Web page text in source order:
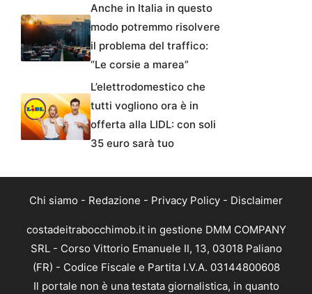
Anche in Italia in questo
modo potremmo risolvere
il problema del traffico:
“Le corsie a marea”
L’elettrodomestico che
tutti vogliono ora è in
offerta alla LIDL: con soli
35 euro sarà tuo
Chi siamo - Redazione - Privacy Policy - Disclaimer
costadeitrabocchimob.it in gestione DMM COMPANY
SRL - Corso Vittorio Emanuele II, 13, 03018 Paliano
(FR) - Codice Fiscale e Partita I.V.A. 03144800608
Il portale non è una testata giornalistica, in quanto